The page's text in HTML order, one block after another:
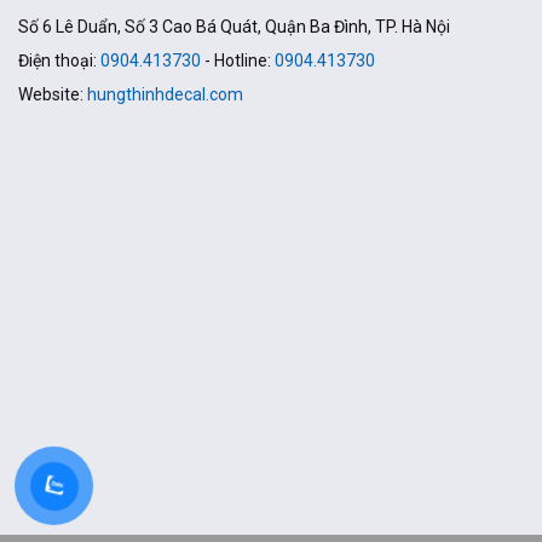
Số 6 Lê Duẩn, Số 3 Cao Bá Quát, Quận Ba Đình, TP. Hà Nội
Điện thoại: 0904.413730 - Hotline: 0904.413730
Website: hungthinhdecal.com